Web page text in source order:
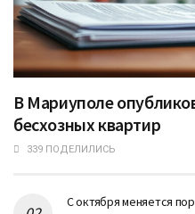
В Мариуполе
бесхозных квартир
339 ПОДЕЛИЛИСЬ
С октября меняется